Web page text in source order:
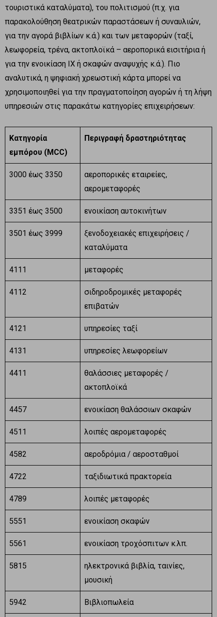
τουριστικά καταλύματα), του πολιτισμού (π.χ. για
παρακολούθηση θεατρικών παραστάσεων ή συναυλιών,
για την αγορά βιβλίων κ.ά.) και των μεταφορών (ταξί,
λεωφορεία, τρένα, ακτοπλοϊκά – αεροπορικά εισιτήρια ή
για την ενοικίαση ΙΧ ή σκαφών αναψυχής κ.ά.). Πιο
αναλυτικά, η ψηφιακή χρεωστική κάρτα μπορεί να
χρησιμοποιηθεί για την πραγματοποίηση αγορών ή τη λήψη
υπηρεσιών στις παρακάτω κατηγορίες επιχειρήσεων:
Κατηγορία
εμπόρου (MCC)
Περιγραφή δραστηριότητας
3000 έως 3350
αεροπορικές εταιρείες,
αερομεταφορές
3351 έως 3500 ενοικίαση αυτοκινήτων
3501 έως 3999
ξενοδοχειακές επιχειρήσεις /
καταλύματα
4111 μεταφορές
4112
σιδηροδρομικές μεταφορές
επιβατών
4121 υπηρεσίες ταξί
4131 υπηρεσίες λεωφορείων
4411
θαλάσσιες μεταφορές /
ακτοπλοϊκά
4457 ενοικίαση θαλάσσιων σκαφών
4511 λοιπές αερομεταφορές
4582 αεροδρόμια / αεροσταθμοί
4722 ταξιδιωτικά πρακτορεία
4789 λοιπές μεταφορές
5551 ενοικίαση σκαφών
5561 ενοικίαση τροχόσπιτων κ.λπ.
5815
ηλεκτρονικά βιβλία, ταινίες,
μουσική
5942 Βιβλιοπωλεία